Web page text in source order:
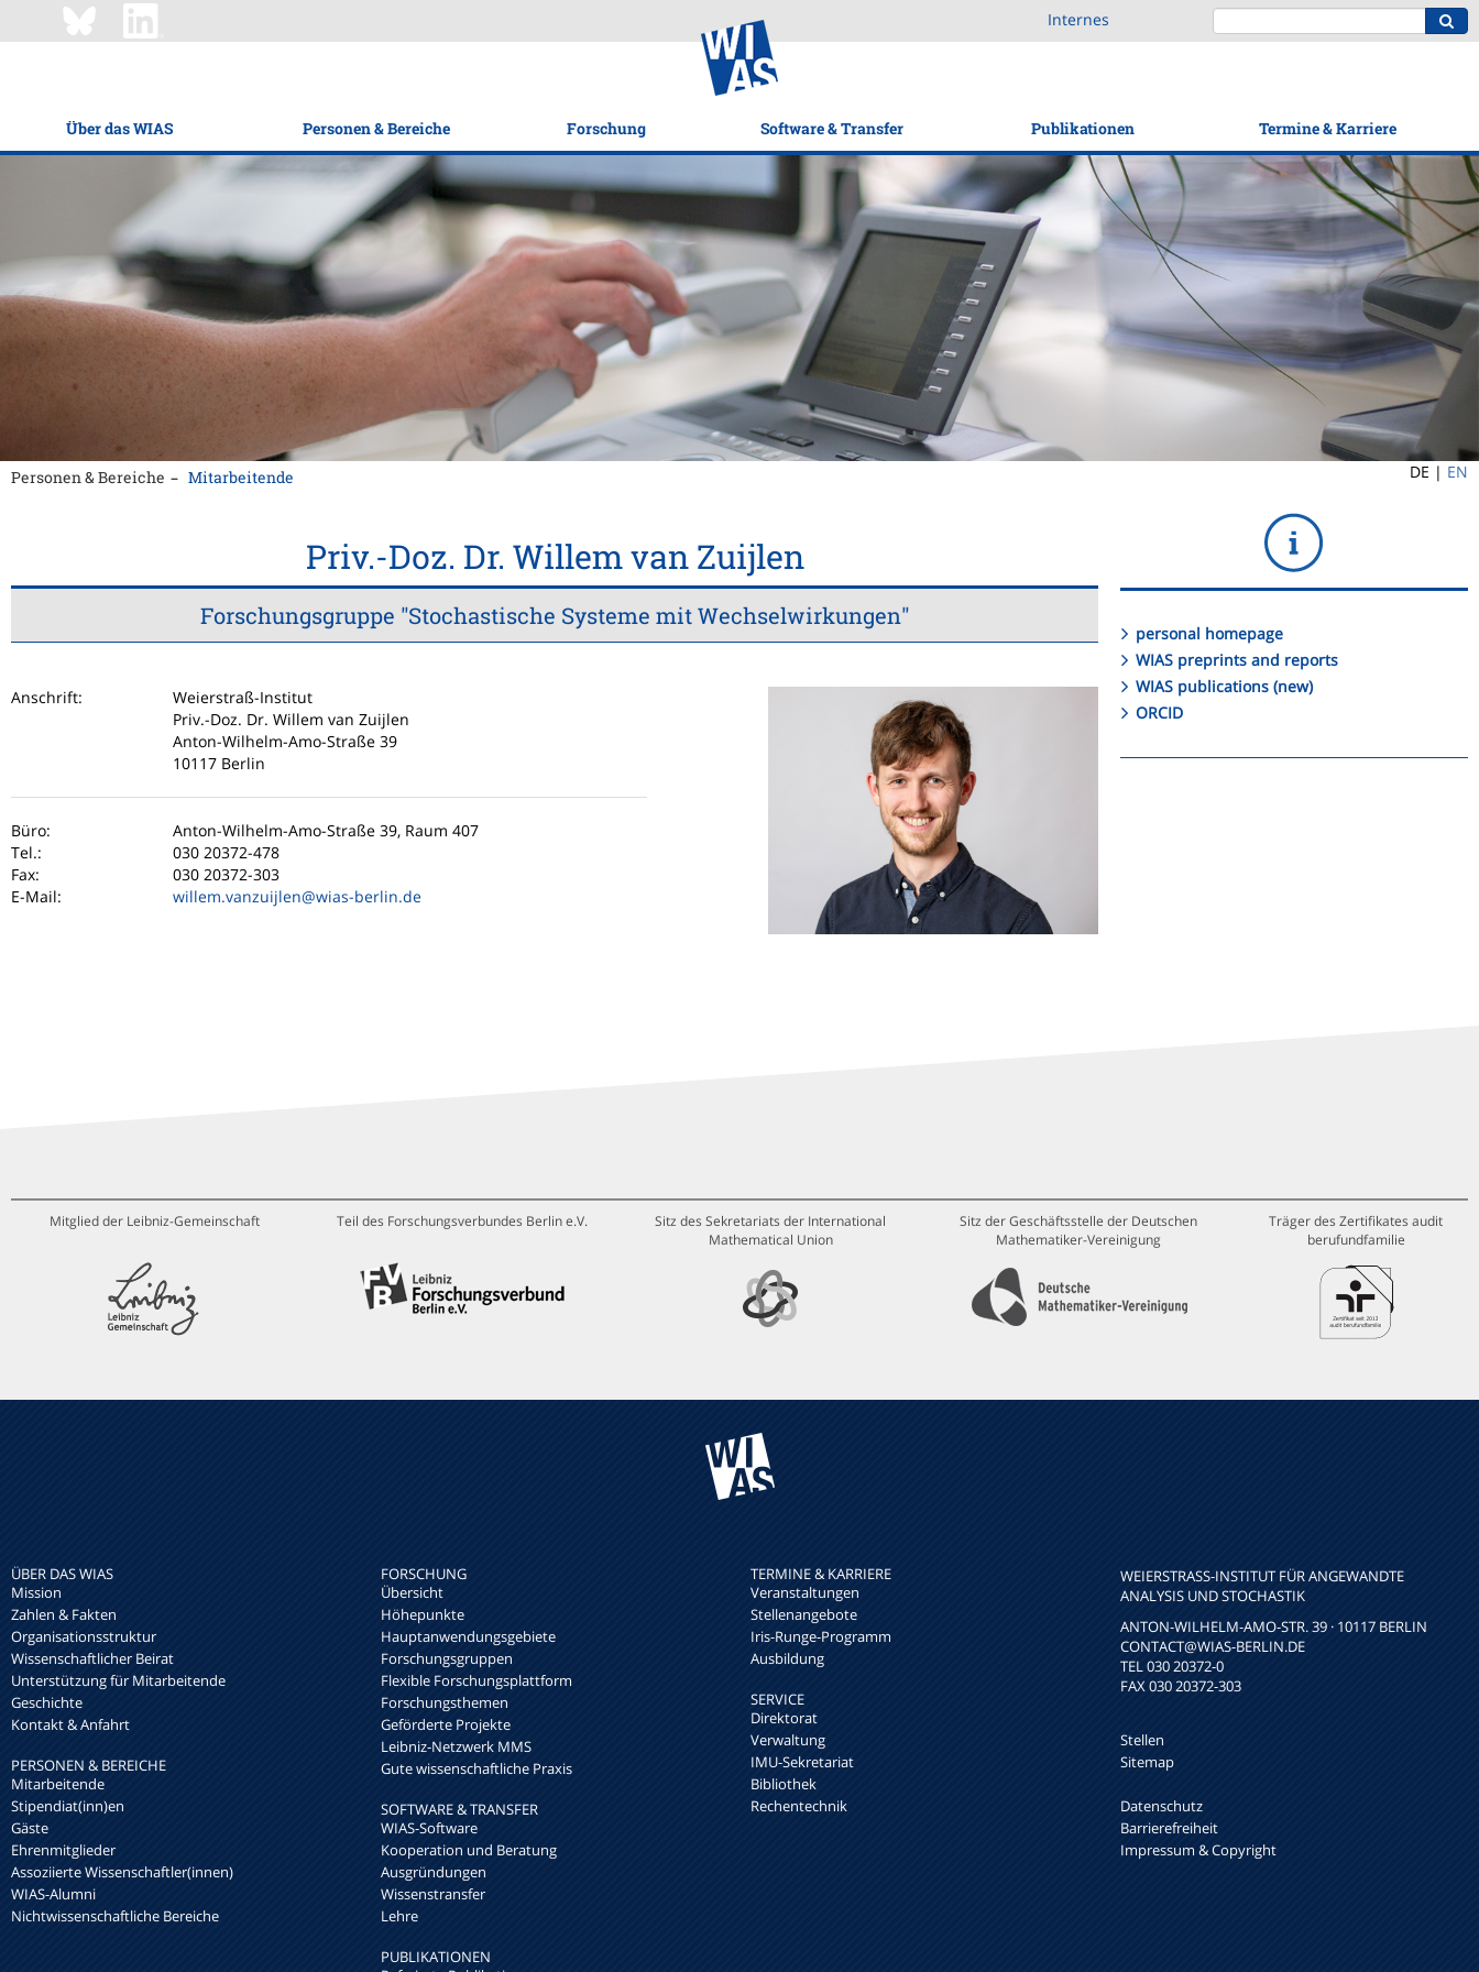
Internes
Über das WIAS Personen & Bereiche Forschung Software & Transfer Publikationen Termine & Karriere
Personen & Bereiche Mitarbeitende DE | EN
Priv.-Doz. Dr. Willem van Zuijlen
Forschungsgruppe "Stochastische Systeme mit Wechselwirkungen"
Anschrift:
Weierstraß-Institut
Priv.-Doz. Dr. Willem van Zuijlen
Anton-Wilhelm-Amo-Straße 39
10117 Berlin
Büro:
Anton-Wilhelm-Amo-Straße 39, Raum 407
Tel.:
030 20372-478
Fax:
030 20372-303
E-Mail:
willem.vanzuijlen@wias-berlin.de
personal homepage
WIAS preprints and reports
WIAS publications (new)
ORCID
Mitglied der Leibniz-Gemeinschaft Teil des Forschungsverbundes Berlin e.V.
Sitz des Sekretariats der International
Mathematical Union
Sitz der Geschäftsstelle der Deutschen
Mathematiker-Vereinigung
Träger des Zertifikates audit
berufundfamilie
ÜBER DAS WIAS
Mission
Zahlen & Fakten
Organisationsstruktur
Wissenschaftlicher Beirat
Unterstützung für Mitarbeitende
Geschichte
Kontakt & Anfahrt
PERSONEN & BEREICHE
Mitarbeitende
Stipendiat(inn)en
Gäste
Ehrenmitglieder
Assoziierte Wissenschaftler(innen)
WIAS-Alumni
Nichtwissenschaftliche Bereiche
FORSCHUNG
Übersicht
Höhepunkte
Hauptanwendungsgebiete
Forschungsgruppen
Flexible Forschungsplattform
Forschungsthemen
Geförderte Projekte
Leibniz-Netzwerk MMS
Gute wissenschaftliche Praxis
SOFTWARE & TRANSFER
WIAS-Software
Kooperation und Beratung
Ausgründungen
Wissenstransfer
Lehre
PUBLIKATIONEN
TERMINE & KARRIERE
Veranstaltungen
Stellenangebote
Iris-Runge-Programm
Ausbildung
SERVICE
Direktorat
Verwaltung
IMU-Sekretariat
Bibliothek
Rechentechnik
WEIERSTRASS-INSTITUT FÜR ANGEWANDTE A
NALYSIS UND STOCHASTIK
ANTON-WILHELM-AMO-STR. 39 · 10117 BERLIN
CONTACT@WIAS-BERLIN.DE
TEL 030 20372-0
FAX 030 20372-303
Stellen
Sitemap
Datenschutz
Barrierefreiheit
Impressum & Copyright